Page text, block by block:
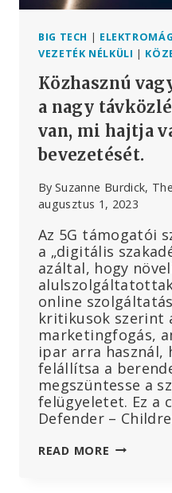
BIG TECH |
VEZETÉK NÉLKÜLI |
Közhasznú
a nagy
van, mi hajtja
bevezetését.
By Suzanne Burdick,
augusztus 1, 2023
Az 5G támogatói
a „digitális
azáltal, hogy
online
kritikusok szerint
marketingfogás,
ipar arra használ,
felállítsa a
megszüntesse a
felügyeletet. Ez a
Defender –
READ MORE